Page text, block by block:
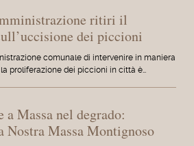
ritiri il
dei piccioni
comunale di intervenire in maniera
proliferazione dei piccioni in città è…
a Massa nel degrado:
Massa Montignoso